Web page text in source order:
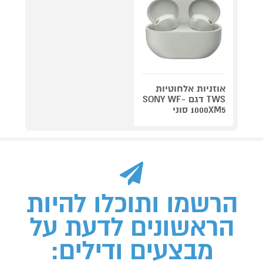
אוזניות אלחוטיות
TWS דגם SONY WF-
1000XM5 סוני
הרשמו ותוכלו להיות
הראשונים לדעת על
מבצעים ודילים: